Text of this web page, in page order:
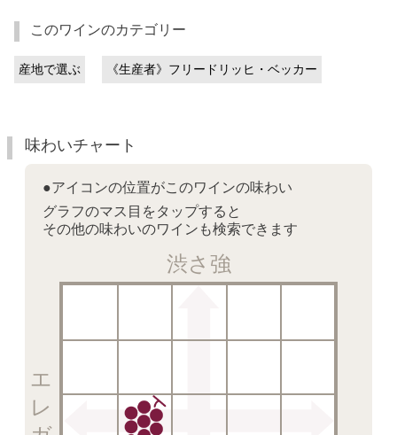
このワインのカテゴリー
産地で選ぶ 《生産者》フリードリッヒ・ベッカー
味わいチャート
●アイコンの位置がこのワインの味わい
グラフのマス目をタップすると
その他の味わいのワインも検索できます
渋さ強